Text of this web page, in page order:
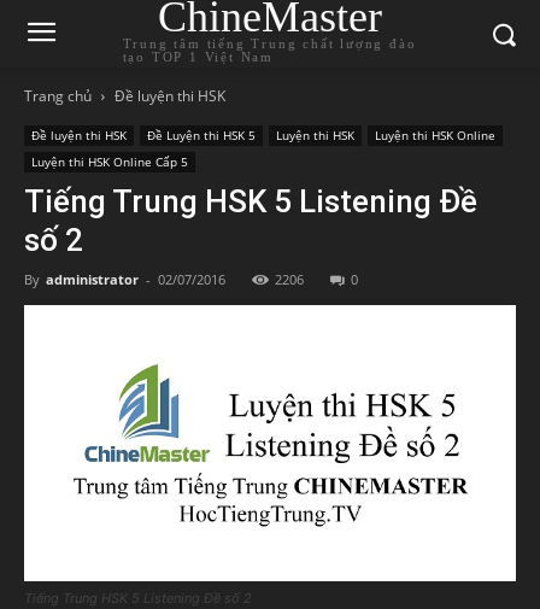
ChineMaster
Trung tâm tiếng Trung chất lượng đào
tạo TOP 1 Việt Nam
Trang chủ Đề luyện thi HSK
Đề luyện thi HSK Đề Luyện thi HSK 5 Luyện thi HSK
Luyện thi HSK Online
Luyện thi HSK Online Cấp 5
Tiếng Trung HSK 5 Listening Đề
số 2
By administrator - 02/07/2016 2206 0
Tiếng Trung HSK 5 Listening Đề số 2